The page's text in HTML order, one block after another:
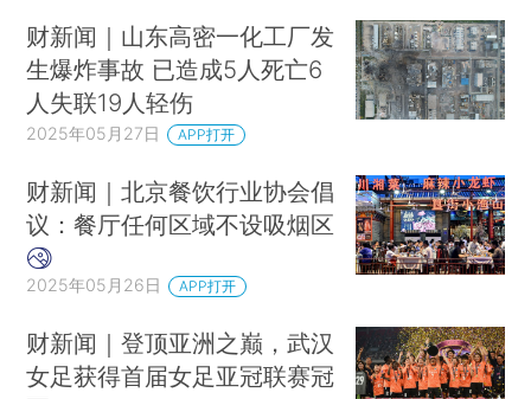
财新闻｜山东高密一化工厂发
生爆炸事故 已造成5人死亡6
人失联19人轻伤
2025年05月27日 APP打开
财新闻｜北京餐饮行业协会倡
议：餐厅任何区域不设吸烟区
2025年05月26日 APP打开
财新闻｜登顶亚洲之巅，武汉
女足获得首届女足亚冠联赛冠